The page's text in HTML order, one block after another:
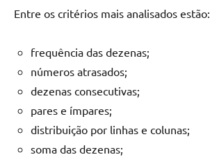
Entre os critérios mais analisados estão:
frequência das dezenas;
números atrasados;
dezenas consecutivas;
pares e ímpares;
distribuição por linhas e colunas;
soma das dezenas;